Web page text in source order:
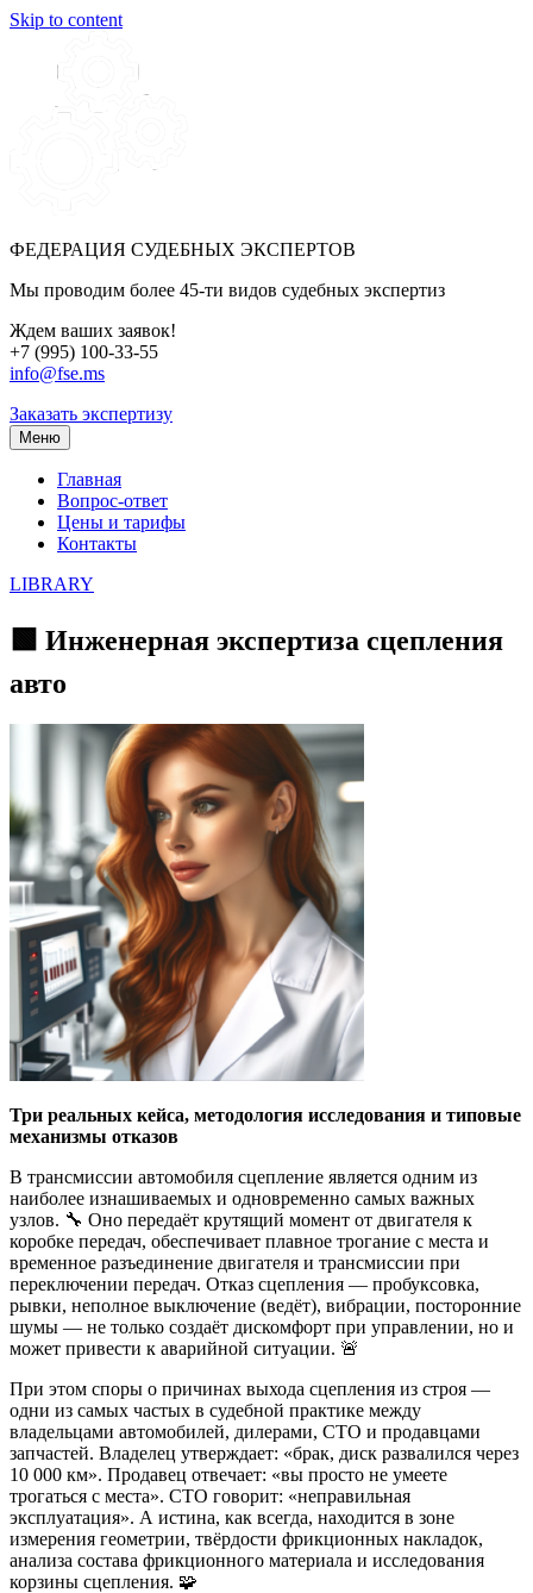
Skip to content
ФЕДЕРАЦИЯ СУДЕБНЫХ ЭКСПЕРТОВ
Мы проводим более 45-ти видов судебных экспертиз
Ждем ваших заявок!
+7 (995) 100-33-55
info@fse.ms
Заказать экспертизу
Меню
Главная
Вопрос-ответ
Цены и тарифы
Контакты
LIBRARY
🟩 Инженерная экспертиза сцепления
авто
Три реальных кейса, методология исследования и типовые
механизмы отказов
В трансмиссии автомобиля сцепление является одним из
наиболее изнашиваемых и одновременно самых важных
узлов. 🔧 Оно передаёт крутящий момент от двигателя к
коробке передач, обеспечивает плавное трогание с места и
временное разъединение двигателя и трансмиссии при
переключении передач. Отказ сцепления — пробуксовка,
рывки, неполное выключение (ведёт), вибрации, посторонние
шумы — не только создаёт дискомфорт при управлении, но и
может привести к аварийной ситуации. 🚨
При этом споры о причинах выхода сцепления из строя —
одни из самых частых в судебной практике между
владельцами автомобилей, дилерами, СТО и продавцами
запчастей. Владелец утверждает: «брак, диск развалился через
10 000 км». Продавец отвечает: «вы просто не умеете
трогаться с места». СТО говорит: «неправильная
эксплуатация». А истина, как всегда, находится в зоне
измерения геометрии, твёрдости фрикционных накладок,
анализа состава фрикционного материала и исследования
корзины сцепления. 🧩